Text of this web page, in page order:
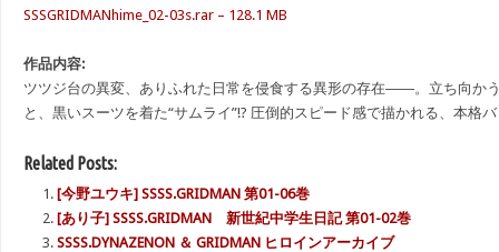
SSSGRIDMANhime_02-03s.rar – 128.1 MB
作品内容:
ツツジ台の異変、ありふれた日常を侵食する異形の存在――。立ち向か
と、黒いスーツを着た“サムライ”!? 圧倒的スピード感で描かれる、本格
Related Posts:
[今野ユウキ] SSSS.GRIDMAN 第01-06巻
[あり子] SSSS.GRIDMAN 新世紀中学生日記 第01-02巻
SSSS.DYNAZENON ＆ GRIDMAN ヒロインアーカイブ